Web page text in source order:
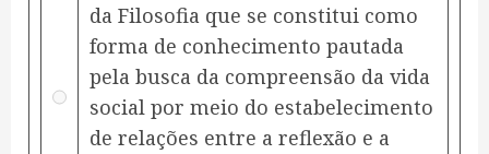
da Filosofia que se constitui como
forma de conhecimento pautada
pela busca da compreensão da vida
social por meio do estabelecimento
de relações entre a reflexão e a